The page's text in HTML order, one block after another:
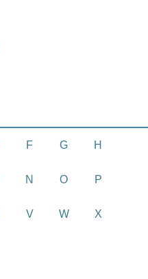
F G H
N O P
V W X